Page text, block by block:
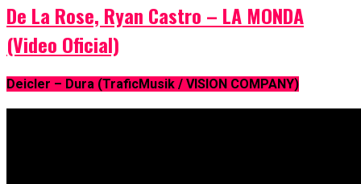
De La Rose, Ryan Castro – LA MONDA
(Video Oficial)
Deicler – Dura (TraficMusik / VISION COMPANY)